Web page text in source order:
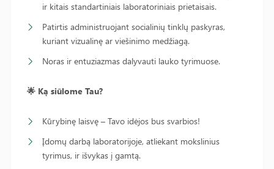
ir kitais standartiniais laboratoriniais prietaisais.
Patirtis administruojant socialinių tinklų paskyras,
kuriant vizualinę ar viešinimo medžiagą.
Noras ir entuziazmas dalyvauti lauko tyrimuose.
🌟 Ką siūlome Tau?
Kūrybinę laisvę – Tavo idėjos bus svarbios!
Įdomų darbą laboratorijoje, atliekant mokslinius
tyrimus, ir išvykas į gamtą.